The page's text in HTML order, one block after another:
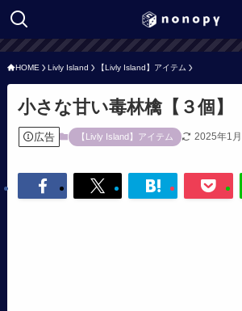
HOME Livly Island 【Livly Island】アイテム
小さな甘い毒林檎【３個】
広告 【Livly Island】アイテム 2025年1